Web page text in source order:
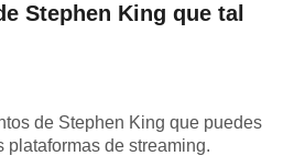
Stephen King que tal
de Stephen King que puedes
plataformas de streaming.